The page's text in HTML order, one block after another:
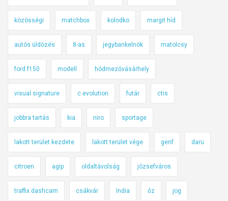
közösségi matchbox kolodko margit híd
autós üldözés 8-as jegybankelnök matolcsy
ford f150 modell hódmezővásárhely
visual signature c evolution futár ctis
jobbra tartás kia niro sportage
lakott terület kezdete lakott terület vége genf daru
citroen agip oldaltávolság józsefváros
traffix dashcam csákvár India őz jog